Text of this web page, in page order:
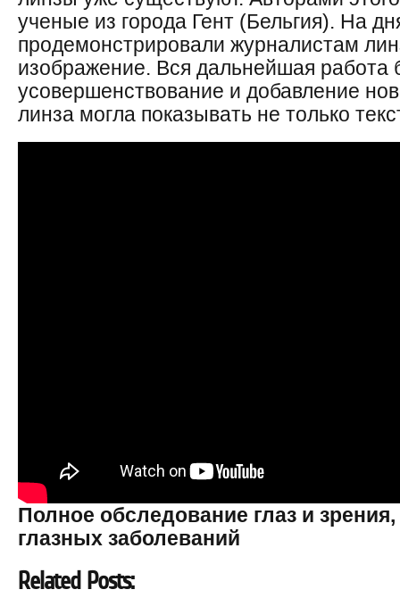
ученые из города Гент (Бельгия). На
продемонстрировали журналистам
изображение. Вся дальнейшая работа
усовершенствование и добавление
линза могла показывать не только
Полное обследование глаз и
глазных заболеваний
Related Posts: